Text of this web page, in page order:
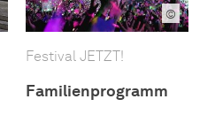
©
Festival JETZT!
Familienprogramm